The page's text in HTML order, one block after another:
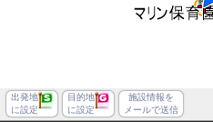
出発地
に設定
目的地
に設定
施設情報を
メールで送信